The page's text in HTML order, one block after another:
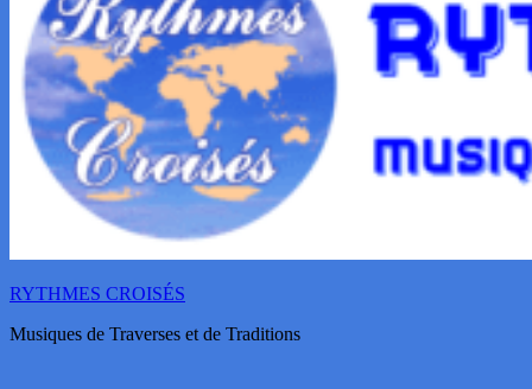
RYTHMES CROISÉS
Musiques de Traverses et de Traditions